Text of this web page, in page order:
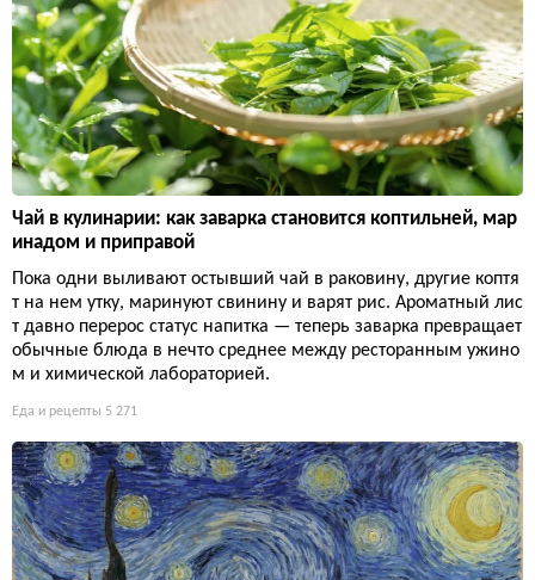
Чай в кулинарии: как заварка становится коптильней, мар
инадом и приправой
Пока одни выливают остывший чай в раковину, другие коптя
т на нем утку, маринуют свинину и варят рис. Ароматный лис
т давно перерос статус напитка — теперь заварка превращает
обычные блюда в нечто среднее между ресторанным ужино
м и химической лабораторией.
Еда и рецепты 5 271